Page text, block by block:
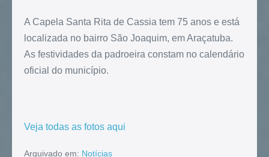
A Capela Santa Rita de Cassia tem 75 anos e está
localizada no bairro São Joaquim, em Araçatuba.
As festividades da padroeira constam no calendário
oficial do município.
Veja todas as fotos aqui
Arquivado em: Notícias